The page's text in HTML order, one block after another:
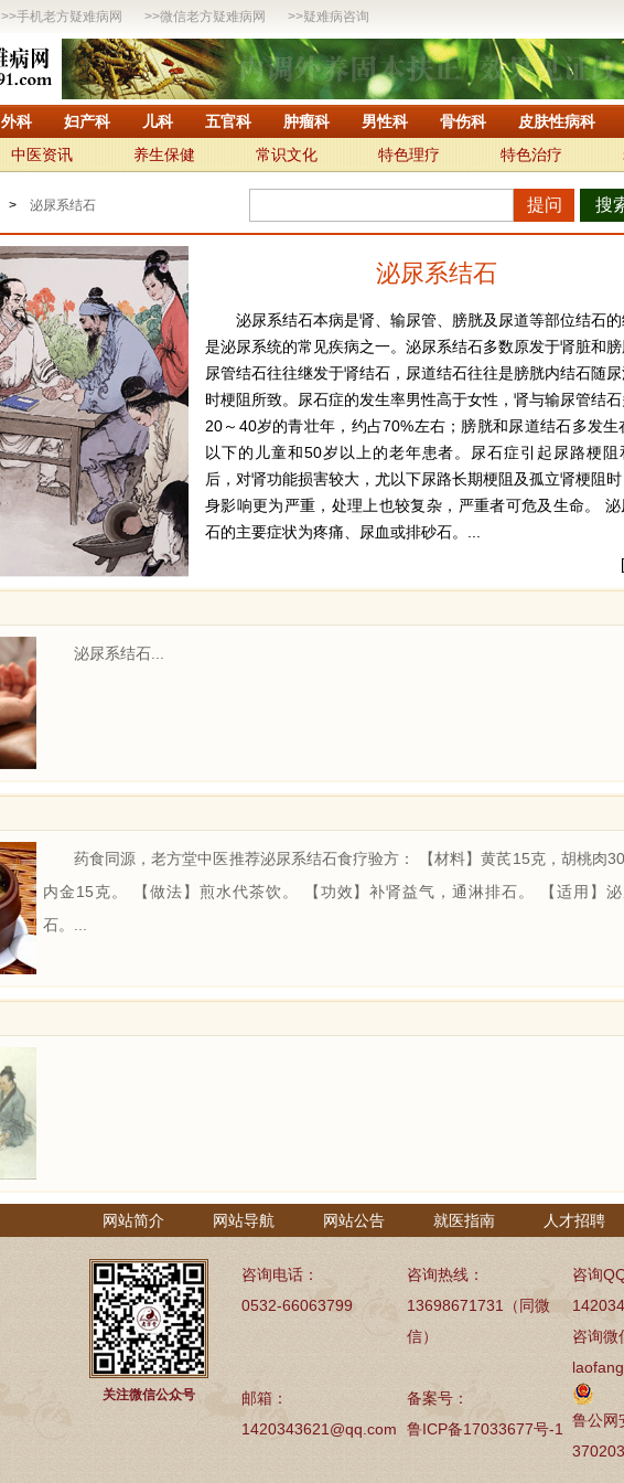
>>手机老方疑难病网 >>微信老方疑难病网 >>疑难病咨询
外科 妇产科 儿科 五官科 肿瘤科 男性科 骨伤科 皮肤性病科
中医资讯 养生保健 常识文化 特色理疗 特色治疗
> 泌尿系结石 搜
泌尿系结石
泌尿系结石本病是肾、输尿管、膀胱及尿道等部位结石的
是泌尿系统的常见疾病之一。泌尿系结石多数原发于肾脏和
尿管结石往往继发于肾结石，尿道结石往往是膀胱内结石随尿
时梗阻所致。尿石症的发生率男性高于女性，肾与输尿管结
20～40岁的青壮年，约占70%左右；膀胱和尿道结石多发生
以下的儿童和50岁以上的老年患者。尿石症引起尿路梗阻
后，对肾功能损害较大，尤以下尿路长期梗阻及孤立肾梗阻
身影响更为严重，处理上也较复杂，严重者可危及生命。
石的主要症状为疼痛、尿血或排砂石。...
泌尿系结石...
药食同源，老方堂中医推荐泌尿系结石食疗验方： 【材料】黄芪15克，胡桃肉
内金15克。 【做法】煎水代茶饮。 【功效】补肾益气，通淋排石。 【适用】
石。...
网站简介 网站导航 网站公告 就医指南 人才招聘
关注微信公众号
咨询电话：
0532-66063799
咨询热线：
13698671731（同微
信）
咨询
咨询微
邮箱：
1420343621@qq.com
备案号：
鲁ICP备17033677号-1
鲁公网